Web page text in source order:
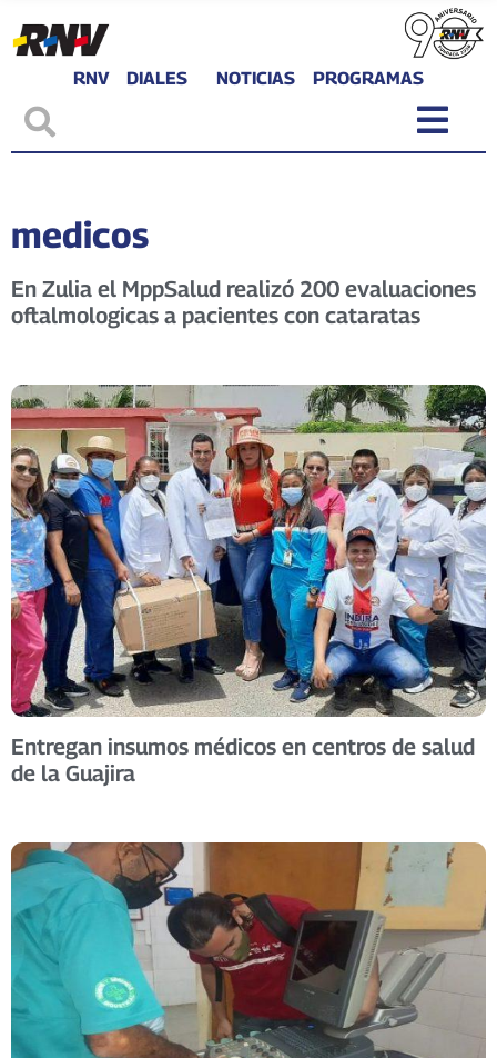
RNV DIALES NOTICIAS PROGRAMAS
medicos
En Zulia el MppSalud realizó 200 evaluaciones
oftalmologicas a pacientes con cataratas
Entregan insumos médicos en centros de salud
de la Guajira